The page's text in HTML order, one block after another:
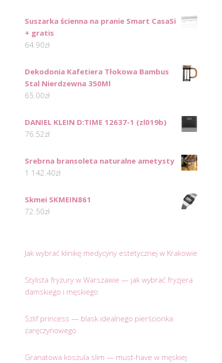
Suszarka ścienna na pranie Smart CasaSi
+ gratis
64.90zł
Dekodonia Kafetiera Tłokowa Bambus
Stal Nierdzewna 350Ml
65.00zł
DANIEL KLEIN D:TIME 12637-1 (zl019b)
76.52zł
Srebrna bransoleta naturalne ametysty
1 142.40zł
Skmei SKMEIN861
72.50zł
Jak wybrać klinikę medycyny estetycznej w Krakowie
Stylista fryzury w Warszawie — jak wybrać fryzjera
damskiego i męskiego
Szlif princess — blask idealnego pierścionka
zaręczynowego
Granatowa koszula slim — must-have w męskiej